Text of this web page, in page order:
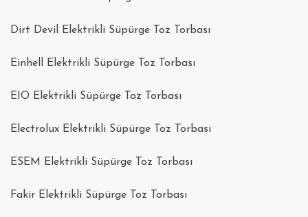
Dirt Devil Elektrikli Süpürge Toz Torbası
Einhell Elektrikli Süpürge Toz Torbası
EIO Elektrikli Süpürge Toz Torbası
Electrolux Elektrikli Süpürge Toz Torbası
ESEM Elektrikli Süpürge Toz Torbası
Fakir Elektrikli Süpürge Toz Torbası